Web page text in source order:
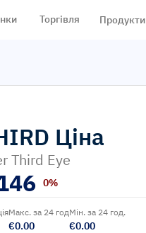
Торгівля Продукти
Ціна
Third Eye
0%
Макс. за 24 год
€0.00
Мін. за 24 год.
€0.00